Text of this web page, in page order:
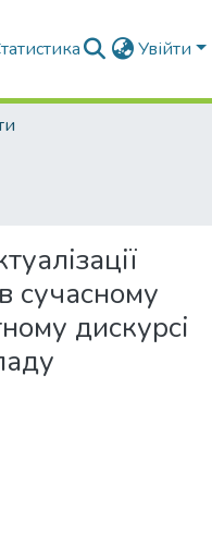
Увійти
сучасному
дискурсі